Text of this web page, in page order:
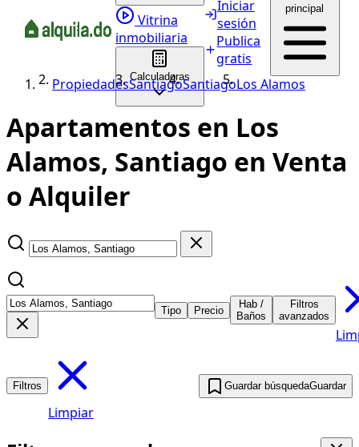
Vitrina
inmobiliaria
Calculadoras
Iniciar
sesión
Publica
gratis
principal
PropiedadesSantiagoSantiagoLos Alamos
Apartamentos en Los
Alamos, Santiago en Venta
o Alquiler
Tipo Precio
Hab /
Baños
Filtros
avanzados
Filtros
Limpiar
Guardar búsquedaGuardar